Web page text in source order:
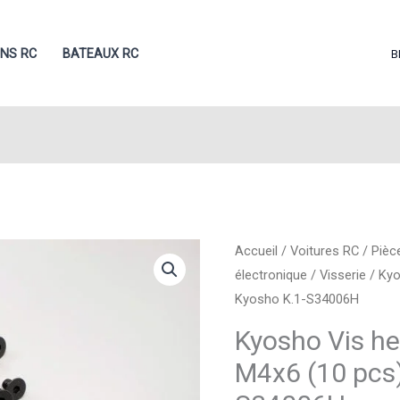
RC BATEAUX RC
Accueil /Voitures RC /
électronique /Visserie /
Kyosho K.1-S34006H
Kyosho Vis
M4x6 (10